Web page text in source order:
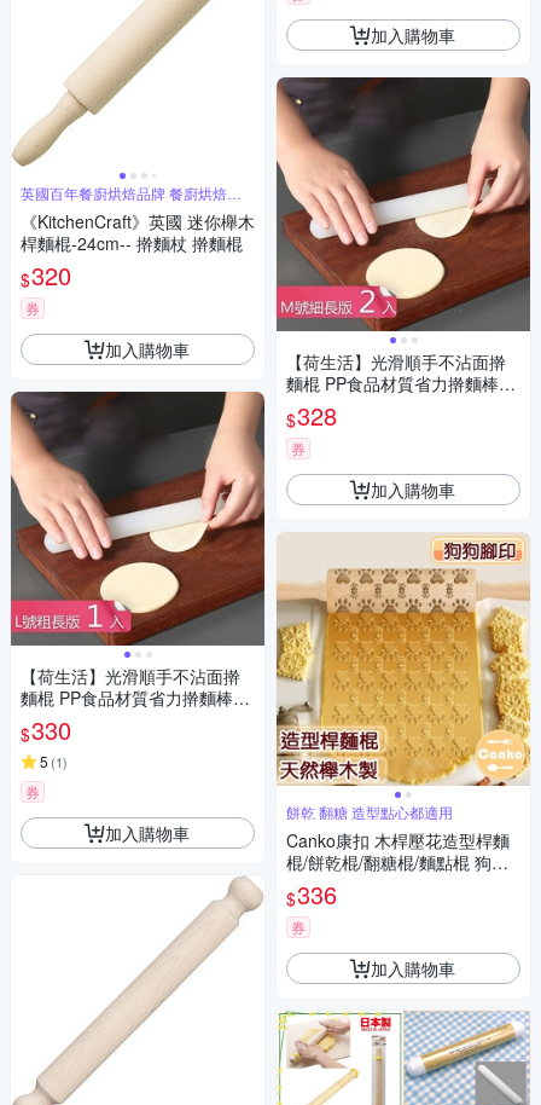
英國百年餐廚烘焙品牌 餐廚烘焙用
具首選
《KitchenCraft》英國 迷你櫸木
桿麵棍-24cm-- 擀麵杖 擀麵棍
$320
券
加入購物車
【荷生活】光滑順手不沾面擀
麵棍 PP食品材質省力擀麵棒-
粗長版1入組
$330
5 (1)
券
加入購物車
加入購物車
【荷生活】光滑順手不沾面擀
麵棍 PP食品材質省力擀麵棒-
細長版2入組
$328
券
加入購物車
餅乾 翻糖 造型點心都適用
Canko康扣 木桿壓花造型桿麵
棍/餅乾棍/翻糖棍/麵點棍 狗狗
腳印
$336
券
加入購物車